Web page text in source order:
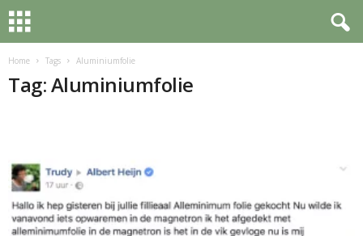
Home Tags Aluminiumfolie
Tag: Aluminiumfolie